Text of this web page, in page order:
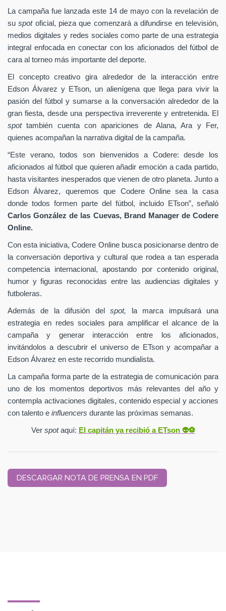
La campaña fue lanzada este 14 de mayo con la revelación de
suspot oficial, pieza que comenzará a difundirse en televisión,
medios digitales y redes sociales como parte de una estrategia
integral enfocada en conectar con los aficionados del fútbol de
cara al torneo más importante del deporte.
El concepto creativo gira alrededor de la interacción entre
Edson Álvarez y ETson, un alienígena que llega para vivir la
pasión del fútbol y sumarse a la conversación alrededor de la
gran fiesta, desde una perspectiva irreverente y entretenida. El
spottambién cuenta con apariciones de Alana, Ara y Fer,
quienes acompañan la narrativa digital de la campaña.
“Este verano, todos son bienvenidos a Codere: desde los
aficionados al fútbol que quieren añadir emoción a cada partido,
hasta visitantes inesperados que vienen de otro planeta. Junto a
Edson Álvarez, queremos que Codere Online sea la casa
donde todos formen parte del fútbol, incluido ETson”, señaló
Carlos González de las Cuevas, Brand Manager de Codere
Online.
Con esta iniciativa, Codere Online busca posicionarse dentro de
la conversación deportiva y cultural que rodea a tan esperada
competencia internacional, apostando por contenido original,
humor y figuras reconocidas entre las audiencias digitales y
futboleras.
Además de la difusión delspot,
la marca impulsará una
estrategia en redes sociales para amplificar el alcance de la
campaña y generar interacción entre los aficionados,
invitándolos a descubrir el universo de ETson y acompañar a
Edson Álvarez en este recorrido mundialista.
La campaña forma parte de la estrategia de comunicación para
uno de los momentos deportivos más relevantes del año y
contempla activaciones digitales, contenido especial y acciones
con talento e influencers durante las próximas semanas.
Ver spotaquí: El capitán ya recibió a ETson 👽⚽️
DESCARGAR NOTA DE PRENSA EN PDF